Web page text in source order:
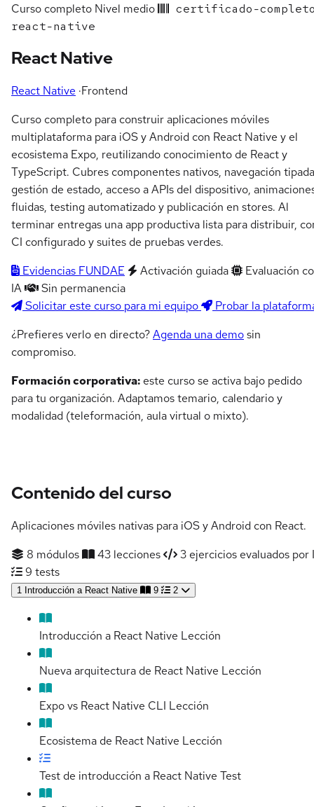
Curso completo Nivel medio
certificado-
react-native
React Native
React Native ·Frontend
Curso completo para construir aplicaciones móviles
multiplataforma para iOS y Android con React Native y el
ecosistema Expo, reutilizando conocimiento de React y
TypeScript. Cubres componentes nativos, navegación
gestión de estado, acceso a APIs del dispositivo,
fluidas, testing automatizado y publicación en stores. Al
terminar entregas una app productiva lista para distribuir,
CI configurado y suites de pruebas verdes.
Evidencias FUNDAE
Activación guiada
Evaluación
IA
Sin permanencia
Solicitar este curso para mi equipo
Probar la
¿Prefieres verlo en directo?Agenda una demosin
compromiso.
Formación corporativa: este curso se activa bajo pedido
para tu organización. Adaptamos temario, calendario y
modalidad (teleformación, aula virtual o mixto).
Contenido del curso
Aplicaciones móviles nativas para iOS y Android con React.
8 módulos
43 lecciones
3 ejercicios evaluados por
9 tests
1 Introducción a React Native 9 2
Introducción a React Native Lección
Nueva arquitectura de React Native Lección
Expo vs React Native CLI Lección
Ecosistema de React Native Lección
Test de introducción a React Native Test